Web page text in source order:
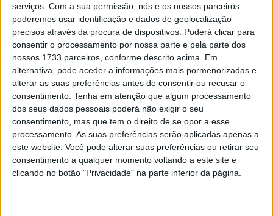
serviços. Com a sua permissão, nós e os nossos parceiros
poderemos usar identificação e dados de geolocalização
precisos através da procura de dispositivos. Poderá clicar para
consentir o processamento por nossa parte e pela parte dos
nossos 1733 parceiros, conforme descrito acima. Em
alternativa, pode aceder a informações mais pormenorizadas e
alterar as suas preferências antes de consentir ou recusar o
consentimento. Tenha em atenção que algum processamento
dos seus dados pessoais poderá não exigir o seu
consentimento, mas que tem o direito de se opor a esse
processamento. As suas preferências serão aplicadas apenas a
este website. Você pode alterar suas preferências ou retirar seu
consentimento a qualquer momento voltando a este site e
clicando no botão "Privacidade" na parte inferior da página.
Binder 5º, relegando bagnaia opara 6º e mostrando que
as Ducati Lenovo não estavam mesmo á vontade neste
traçado…
Bastianini, atrás de Bagnaia na KTM, foi o primeiro piloto
que não entrou nos 1:29, com Zarco, Chantra e Viñales a
completar o ramalhete.
Duas Ducati passam assim à Q2 já a seguir…